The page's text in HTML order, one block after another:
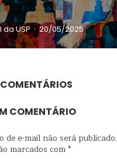
USP · 20/05/2025
COMENTÁRIO
de e-mail não será publicado.
marcados com*